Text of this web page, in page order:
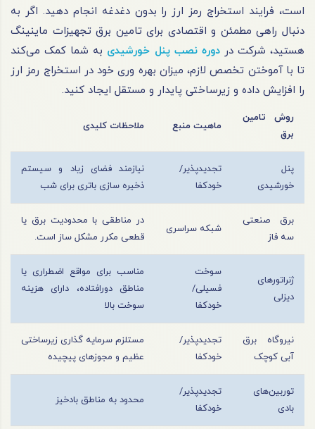
است، فرایند استخراج رمز ارز را بدون دغدغه انجام دهید. اگر به
دنبال راهی مطمئن و اقتصادی برای تامین برق تجهیزات ماینینگ
هستید، شرکت دردوره نصب پنل خورشیدی به شما کمک می‌کند
تا با آموختن تخصص لازم، میزان بهره ‌وری خود در استخراج رمز ارز
را افزایش داده و زیرساختی پایدار و مستقل ایجاد کنید.
روش تامین
برق
ماهیت منبع ملاحظات کلیدی
پنل
خورشیدی
تجدیدپذیر/
خودکفا
نیازمند فضای زیاد و سیستم
ذخیره‌ سازی باتری برای شب
برق صنعتی
سه فاز
شبکه سراسری
در مناطقی با محدودیت برق یا
قطعی مکرر مشکل‌ ساز است.
ژنراتورهای
دیزلی
سوخت
فسیلی/
خودکفا
مناسب برای مواقع اضطراری یا
مناطق دورافتاده، دارای هزینه
سوخت بالا
نیروگاه برق
آبی کوچک
تجدیدپذیر/
خودکفا
مستلزم سرمایه‌ گذاری زیرساختی
عظیم و مجوزهای پیچیده
توربین‌های
بادی
تجدیدپذیر/
خودکفا
محدود به مناطق بادخیز